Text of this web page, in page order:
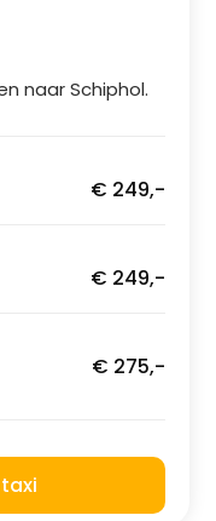
naar Schiphol.
€ 249,-
€ 249,-
€ 275,-